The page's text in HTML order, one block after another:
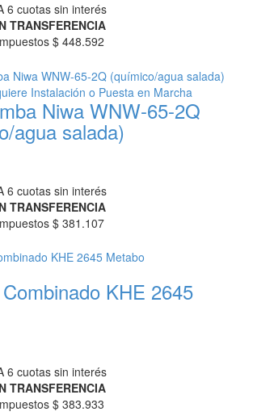
6 cuotas sin interés
TRANSFERENCIA
$ 448.592
Niwa WNW-65-2Q
agua salada)
6 cuotas sin interés
TRANSFERENCIA
$ 381.107
KHE 2645
6 cuotas sin interés
TRANSFERENCIA
$ 383.933